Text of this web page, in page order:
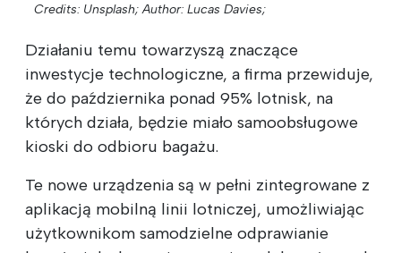
Credits: Unsplash; Author: Lucas Davies;
Działaniu temu towarzyszą znaczące
inwestycje technologiczne, a firma przewiduje,
że do października ponad 95% lotnisk, na
których działa, będzie miało samoobsługowe
kioski do odbioru bagażu.
Te nowe urządzenia są w pełni zintegrowane z
aplikacją mobilną linii lotniczej, umożliwiając
użytkownikom samodzielne odprawianie